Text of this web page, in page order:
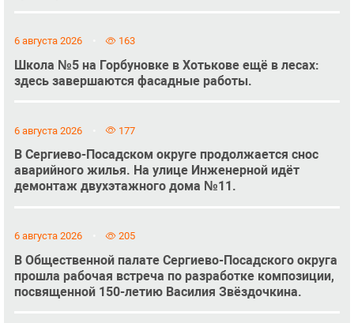
6 августа 2026 163
Школа №5 на Горбуновке в Хотькове ещё в лесах:
здесь завершаются фасадные работы.
6 августа 2026 177
В Сергиево-Посадском округе продолжается снос
аварийного жилья. На улице Инженерной идёт
демонтаж двухэтажного дома №11.
6 августа 2026 205
В Общественной палате Сергиево-Посадского округа
прошла рабочая встреча по разработке композиции,
посвященной 150-летию Василия Звёздочкина.